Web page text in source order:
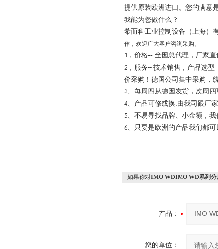
提供原装欧洲进口。您的满意
我能为您做什么？
希而科工业控制设备（上海）
作，欢迎广大客户咨询采购。
1 ，价格-- 全国总代理，厂家直
2 ， 服务-- 技术销售，产品选型
价采购！德国公司集中采购，
3、每周四从德国发货，次周
4、产品可修或换,由我司跟厂
5、不易寻找品牌、小金额，
6、只要是欧洲的产品我们都
如果你对IMO-WDIMO WD系列分
产品：
您的单位：